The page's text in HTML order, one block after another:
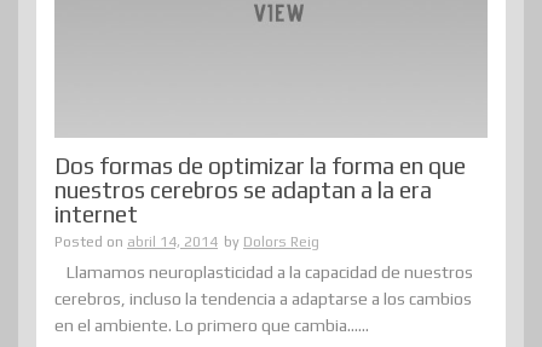
Dos formas de optimizar la forma en que
nuestros cerebros se adaptan a la era
internet
Posted on abril 14, 2014 by Dolors Reig
Llamamos neuroplasticidad a la capacidad de nuestros
cerebros, incluso la tendencia a adaptarse a los cambios
en el ambiente. Lo primero que cambia......